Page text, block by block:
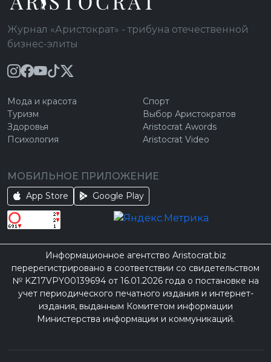
Журнал «Аристократ» - трибуна отечественной
бизнес-элиты
Мода и красота
Туризм
Здоровья
Психология
Спорт
Выбор Аристократов
Aristocrat Awords
Aristocrat Video
МОБИЛЬНОЕ ПРИЛОЖЕНИЕ
App Store Google Play
Информационное агентство Aristocrat.biz
перерегистрировано в соответствии со свидетельством
№ KZ17VPY00139694 от 16.01.2026 года о постановке на
учет периодического печатного издания и интернет-
издания, выданным Комитетом информации
Министерства информации и коммуникаций.